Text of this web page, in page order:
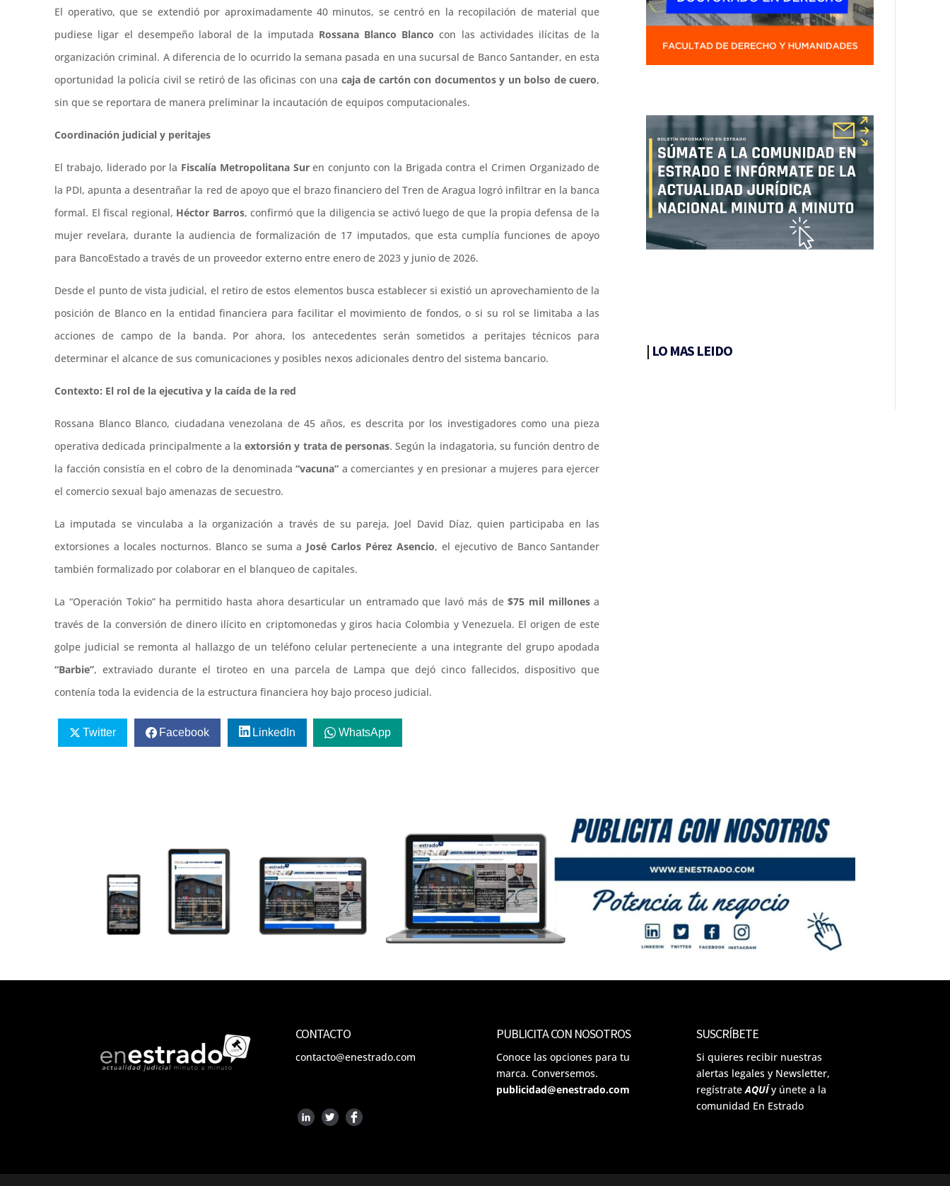
El operativo, que se extendió por aproximadamente 40 minutos, se centró en la recopilación de material que
pudiese ligar el desempeño laboral de la imputada Rossana Blanco Blanco con las actividades ilícitas de la
organización criminal. A diferencia de lo ocurrido la semana pasada en una sucursal de Banco Santander, en esta
oportunidad la policía civil se retiró de las oficinas con una caja de cartón con documentos y un bolso de cuero,
sin que se reportara de manera preliminar la incautación de equipos computacionales.
Coordinación judicial y peritajes
El trabajo, liderado por la Fiscalía Metropolitana Suren conjunto con la Brigada contra el Crimen Organizado de
la PDI, apunta a desentrañar la red de apoyo que el brazo financiero del Tren de Aragua logró infiltrar en la banca
formal. El fiscal regional, Héctor Barros, confirmó que la diligencia se activó luego de que la propia defensa de la
mujer revelara, durante la audiencia de formalización de 17 imputados, que esta cumplía funciones de apoyo
para BancoEstado a través de un proveedor externo entre enero de 2023 y junio de 2026.
Desde el punto de vista judicial, el retiro de estos elementos busca establecer si existió un aprovechamiento de la
posición de Blanco en la entidad financiera para facilitar el movimiento de fondos, o si su rol se limitaba a las
acciones de campo de la banda. Por ahora, los antecedentes serán sometidos a peritajes técnicos para
determinar el alcance de sus comunicaciones y posibles nexos adicionales dentro del sistema bancario.
Contexto: El rol de la ejecutiva y la caída de la red
Rossana Blanco Blanco, ciudadana venezolana de 45 años, es descrita por los investigadores como una pieza
operativa dedicada principalmente a laextorsión y trata de personas. Según la indagatoria, su función dentro de
la facción consistía en el cobro de la denominada“vacuna” a comerciantes y en presionar a mujeres para ejercer
el comercio sexual bajo amenazas de secuestro.
La imputada se vinculaba a la organización a través de su pareja, Joel David Díaz, quien participaba en las
extorsiones a locales nocturnos. Blanco se suma a José Carlos Pérez Asencio, el ejecutivo de Banco Santander
también formalizado por colaborar en el blanqueo de capitales.
La “Operación Tokio” ha permitido hasta ahora desarticular un entramado que lavó más de$75 mil millonesa
través de la conversión de dinero ilícito en criptomonedas y giros hacia Colombia y Venezuela. El origen de este
golpe judicial se remonta al hallazgo de un teléfono celular perteneciente a una integrante del grupo apodada
“Barbie”, extraviado durante el tiroteo en una parcela de Lampa que dejó cinco fallecidos, dispositivo que
contenía toda la evidencia de la estructura financiera hoy bajo proceso judicial.
Twitter Facebook LinkedIn WhatsApp
| LO MAS LEIDO
CONTACTO
contacto@enestrado.com
PUBLICITA CON NOSOTROS
Conoce las opciones para tu
marca. Conversemos.
publicidad@enestrado.com
SUSCRÍBETE
Si quieres recibir nuestras
alertas legales y Newsletter,
regístrateAQUÍ y únete a la
comunidad En Estrado